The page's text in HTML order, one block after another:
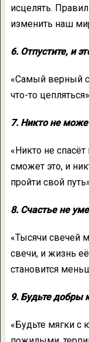
исцелять.
изменить наш
6. Отпустите, и
«Самый верный
что-то
7. Никто не
«Никто не
сможет это, и
пройти свой
8. Счастье не
«Тысячи свечей
свечи, и жизнь
становится
9. Будьте добры
«Будьте мягки с